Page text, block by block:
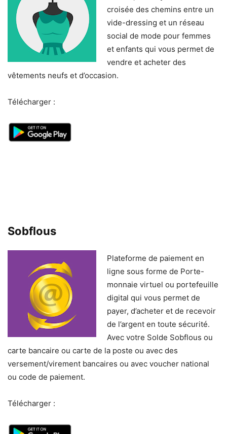
croisée des chemins entre un
vide-dressing et un réseau
social de mode pour femmes
et enfants qui vous permet de
vendre et acheter des
vêtements neufs et d’occasion.
Télécharger :
Sobflous
Plateforme de paiement en
ligne sous forme de Porte-
monnaie virtuel ou portefeuille
digital qui vous permet de
payer, d’acheter et de recevoir
de l’argent en toute sécurité.
Avec votre Solde Sobflous ou
carte bancaire ou carte de la poste ou avec des
versement/virement bancaires ou avec voucher national
ou code de paiement.
Télécharger :